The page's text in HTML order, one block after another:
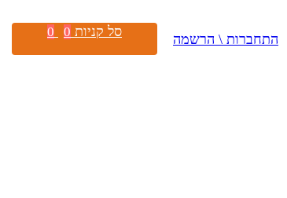
התחברות \ הרשמה סל קניות 0
0